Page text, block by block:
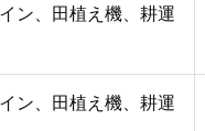
ン、田植え機、耕運
ン、田植え機、耕運